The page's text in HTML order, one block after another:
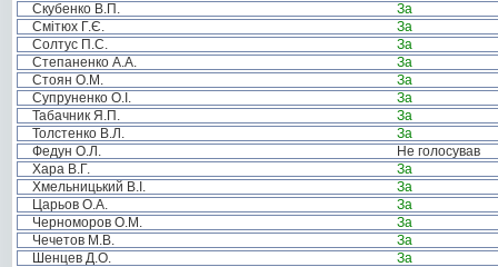
Скубенко В.П.
За
Смітюх Г.Є.
За
Солтус П.С.
За
Степаненко А.А.
За
Стоян О.М.
За
Супруненко О.І.
За
Табачник Я.П.
За
Толстенко В.Л.
За
Федун О.Л.
Не голосував
Хара В.Г.
За
Хмельницький В.І.
За
Царьов О.А.
За
Черноморов О.М.
За
Чечетов М.В.
За
Шенцев Д.О.
За